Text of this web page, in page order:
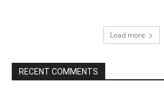
Load more
RECENT COMMENTS